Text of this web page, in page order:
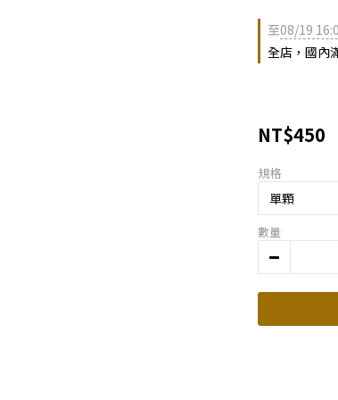
至08/19
全店，國內
NT$450
規格
數量